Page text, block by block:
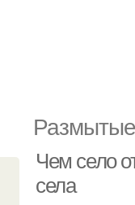
Чем село
села